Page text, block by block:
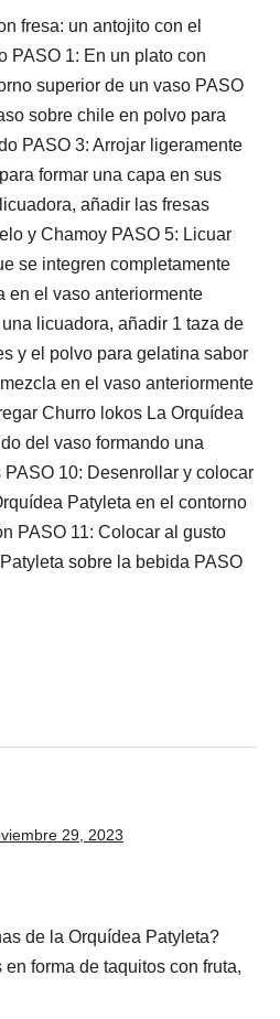
fresa: un antojito con el
PASO 1: En un plato con
superior de un vaso PASO
sobre chile en polvo para
PASO 3: Arrojar ligeramente
formar una capa en sus
añadir las fresas
y Chamoy PASO 5: Licuar
se integren completamente
en el vaso anteriormente
licuadora, añadir 1 taza de
y el polvo para gelatina sabor
en el vaso anteriormente
Churro lokos La Orquídea
del vaso formando una
10: Desenrollar y colocar
Patyleta en el contorno
PASO 11: Colocar al gusto
sobre la bebida PASO
29, 2023
de la Orquídea Patyleta?
en forma de taquitos con fruta,